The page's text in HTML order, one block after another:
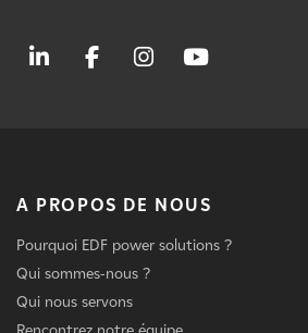
A PROPOS DE NOUS
Pourquoi EDF power solutions ?
Qui sommes-nous ?
Qui nous servons